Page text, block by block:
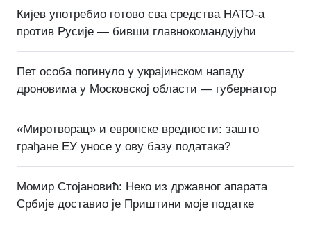
Кијев употребио готово сва средства НАТО-а
против Русије — бивши главнокомандујући
Пет особа погинуло у украјинском нападу
дроновима у Московској области — губернатор
«Миротворац» и европске вредности: зашто
грађане ЕУ уносе у ову базу података?
Момир Стојановић: Неко из државног апарата
Србије доставио је Приштини моје податке